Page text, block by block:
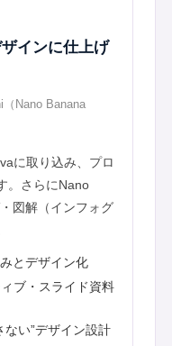
インに仕上げ
Nano Banana
に取り込み、プロ
。さらにNano
図解（インフォグ
とデザイン化
ブ・スライド資料
ない”デザイン設計